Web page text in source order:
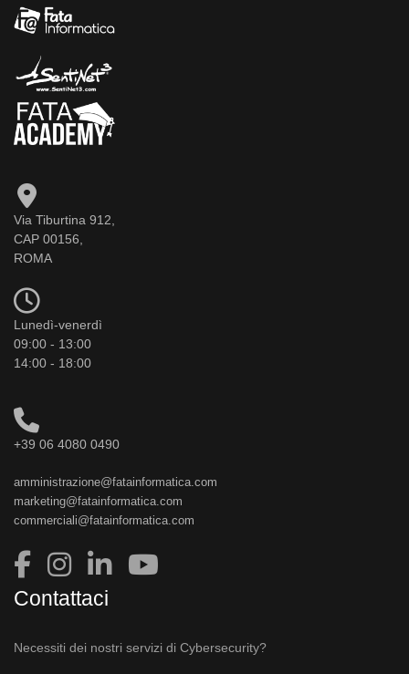
Via Tiburtina 912,
CAP 00156,
ROMA
Lunedì-venerdì
09:00 - 13:00
14:00 - 18:00
+39 06 4080 0490
amministrazione@fatainformatica.com
marketing@fatainformatica.com
commerciali@fatainformatica.com
Contattaci
Necessiti dei nostri servizi di Cybersecurity?